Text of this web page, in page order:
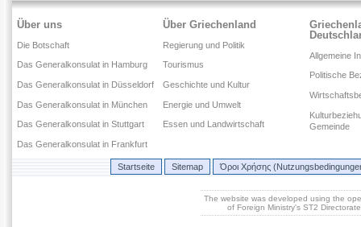
Über uns
Die Botschaft
Das Generalkonsulat in Hamburg
Das Generalkonsulat in Düsseldorf
Das Generalkonsulat in München
Das Generalkonsulat in Stuttgart
Das Generalkonsulat in Frankfurt
Über Griechenland
Regierung und Politik
Tourismus
Geschichte und Kultur
Energie und Umwelt
Essen und Landwirtschaft
Allgemeine
Politische
Gemeinde
Startseite Sitemap Όροι Χρήσης
The website was developed using the
of Foreign Ministry's ST2